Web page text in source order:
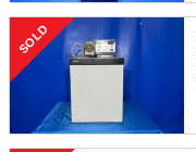
SOLD